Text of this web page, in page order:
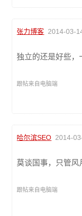
张力博客 2014-03-
独立的还是好些，
跟帖来自电脑端
哈尔滨SEO 2014-
莫谈国事，只管风
跟帖来自电脑端